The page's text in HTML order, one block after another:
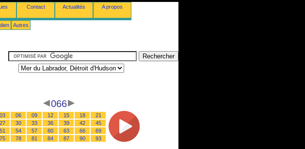
Contact Actualités A propos
Autres
066
03 06 09 12 15 18
21
27 30 33 36 39 42
45
51 54 57 60 63 66
69
75 78 81 84 87 90 93